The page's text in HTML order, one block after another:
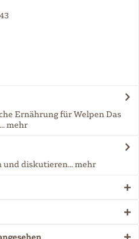
Ernährung für Welpen Das
mehr
und diskutieren...mehr